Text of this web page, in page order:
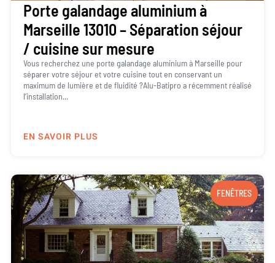
Porte galandage aluminium à
Marseille 13010 – Séparation séjour
/ cuisine sur mesure
Vous recherchez une porte galandage aluminium à Marseille pour
séparer votre séjour et votre cuisine tout en conservant un
maximum de lumière et de fluidité ?Alu-Batipro a récemment réalisé
l’installation...
EN SAVOIR PLUS
FENÊTRES